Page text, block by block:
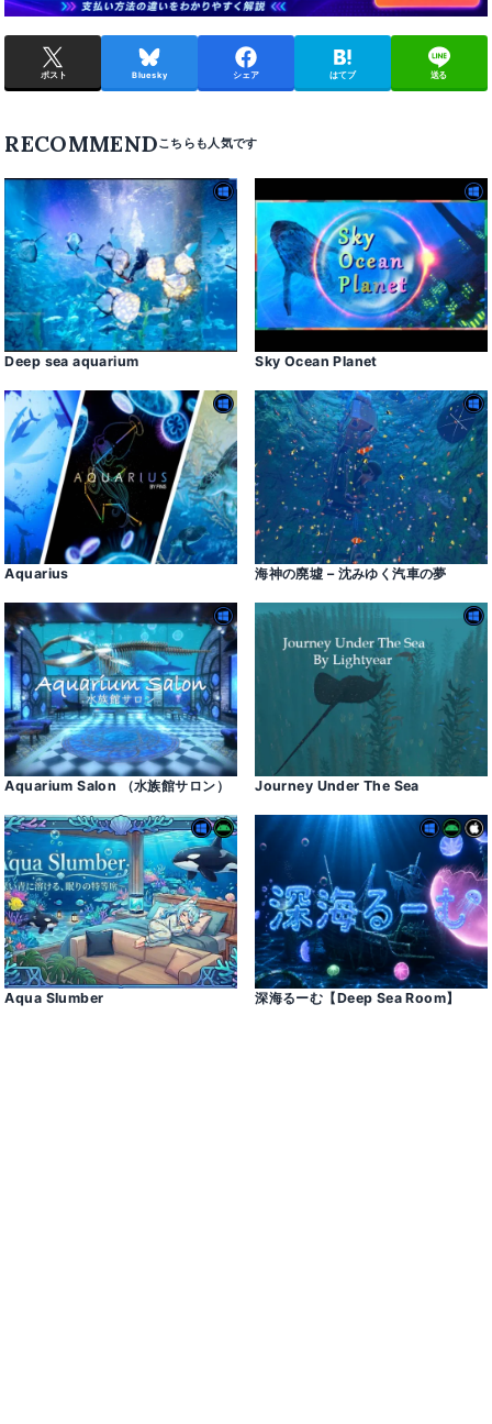
ポスト Bluesky シェア はてブ 送る
RECOMMEND
Deep sea aquarium Sky Ocean Planet
Aquarius 海神の廃墟 – 沈みゆく汽車の夢
Aquarium Salon （水族館サロン） Journey Under The Sea
Aqua Slumber 深海るーむ【Deep Sea Room】